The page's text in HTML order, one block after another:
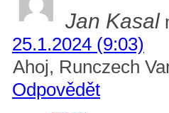
Jan Kasal
25.1.2024 (9:03)
Ahoj, Runczech
Odpovědět